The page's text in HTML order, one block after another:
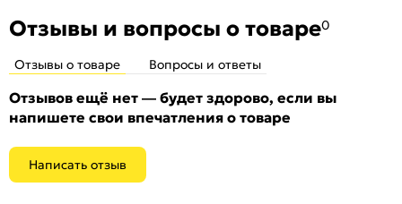
Отзывы и вопросы о товаре0
Отзывы о товаре Вопросы и ответы
Отзывов ещё нет — будет здорово, если вы
напишете свои впечатления о товаре
Написать отзыв